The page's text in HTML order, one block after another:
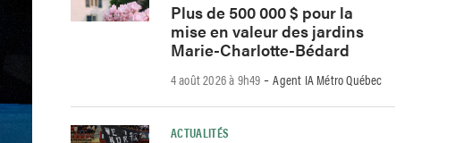
Plus de 500 000 $ pour la
mise en valeur des jardins
Marie-Charlotte-Bédard
4 août 2026 à 9h49 -Agent IA Métro Québec
ACTUALITÉS